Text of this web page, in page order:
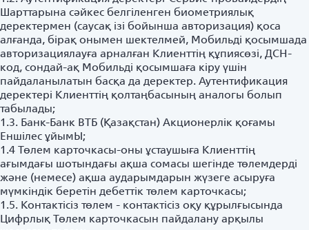
Шарттарына сәйкес белгіленген биометриялық
деректермен (саусақ ізі бойынша авторизация) қоса
алғанда, бірақ онымен шектелмей, Мобильді қосымшада
авторизациялауға арналған Клиенттің құпиясөзі, ДСН-
код, сондай-ақ Мобильді қосымшаға кіру үшін
пайдаланылатын басқа да деректер. Аутентификация
деректері Клиенттің қолтаңбасының аналогы болып
табылады;
1.3. Банк-Банк ВТБ (Қазақстан) Акционерлік қоғамы
Еншілес ұйымЫ;
1.4 Төлем карточкасы-оны ұстаушыға Клиенттің
ағымдағы шотындағы ақша сомасы шегінде төлемдерді
және (немесе) ақша аударымдарын жүзеге асыруға
мүмкіндік беретін дебеттік төлем карточкасы;
1.5. Контактісіз төлем - контактісіз оқу құрылғысында
Цифрлық Төлем карточкасын пайдалану арқылы